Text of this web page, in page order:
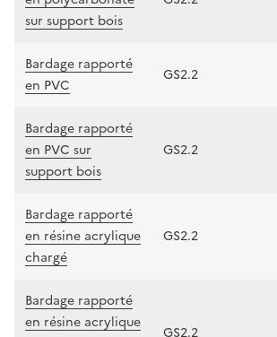
sur support bois
Bardage rapporté
en PVC
GS2.2
Bardage rapporté
en PVC sur
support bois
GS2.2
Bardage rapporté
en résine acrylique
chargé
GS2.2
Bardage rapporté
en résine acrylique
GS2.2